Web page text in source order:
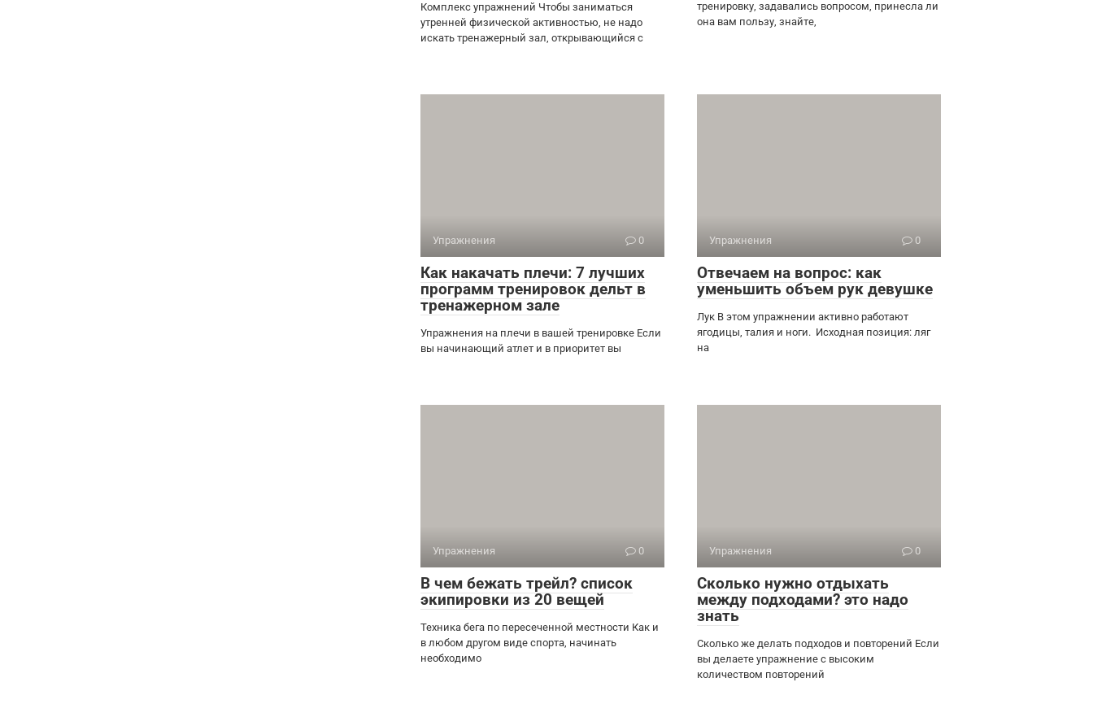
Комплекс упражнений Чтобы заниматься
утренней физической активностью, не надо
искать тренажерный зал, открывающийся с
тренировку, задавались вопросом, принесла ли
она вам пользу, знайте,
Упражнения 0
Как накачать плечи: 7 лучших
программ тренировок дельт в
тренажерном зале
Упражнения на плечи в вашей тренировке Если
вы начинающий атлет и в приоритет вы
Упражнения 0
Отвечаем на вопрос: как
уменьшить объем рук девушке
Лук В этом упражнении активно работают
ягодицы, талия и ноги. Исходная позиция: ляг
на
Упражнения 0
В чем бежать трейл? cписок
экипировки из 20 вещей
Техника бега по пересеченной местности Как и
в любом другом виде спорта, начинать
необходимо
Упражнения 0
Сколько нужно отдыхать
между подходами? это надо
знать
Сколько же делать подходов и повторений Если
вы делаете упражнение с высоким
количеством повторений